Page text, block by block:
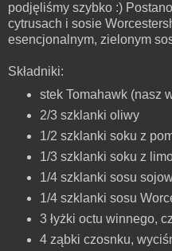
podjęliśmy szybko :)
cytrusach i sosie
esencjonalnym, zielonym
Składniki:
stek Tomahawk (nasz
2/3 szklanki oliwy
1/2 szklanki soku z
1/3 szklanki soku z
1/4 szklanki sosu
1/4 szklanki sosu
3 łyżki octu winnego,
4 ząbki czosnku,